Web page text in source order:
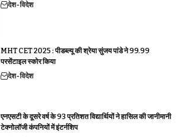
देश-विदेश
MHT CET 2025 : पीडब्ल्यू की श्रेया सुंजय पांडे ने 99.99
परसेंटाइल स्कोर किया
देश-विदेश
एनएसटी के दूसरे वर्ष के 93 प्रतिशत विद्यार्थियों ने हासिल की जानीमानी
टेक्नोलॉजी कंपनियों में इंटर्नशिप